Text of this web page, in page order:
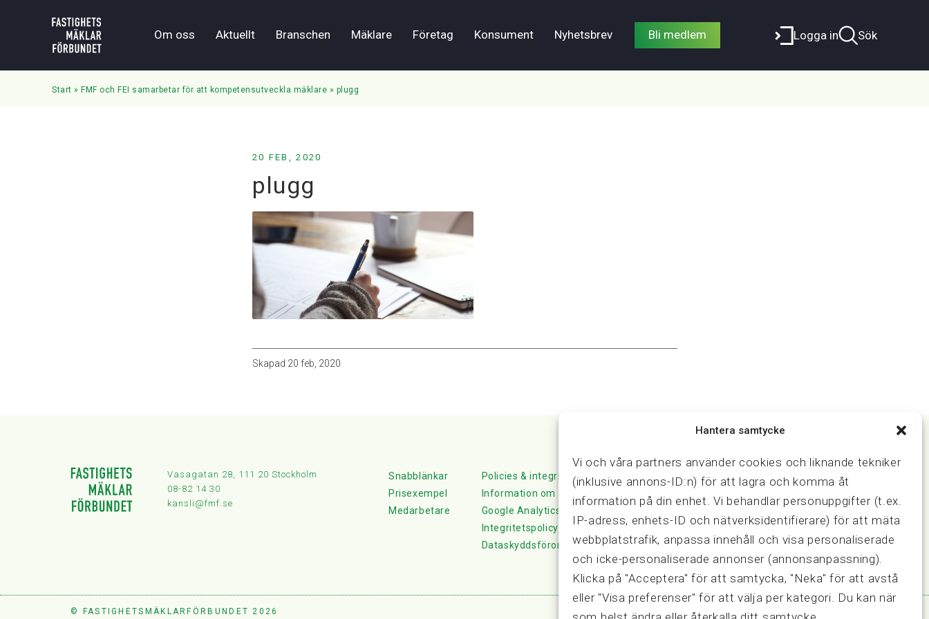
Hantera samtycke
Vi och våra partners använder cookies och liknande tekniker
(inklusive annons-ID:n) för att lagra och komma åt
information på din enhet. Vi behandlar personuppgifter (t.ex.
IP-adress, enhets-ID och nätverksidentifierare) för att mäta
webbplatstrafik, anpassa innehåll och visa personaliserade
och icke-personaliserade annonser (annonsanpassning).
Klicka på "Acceptera" för att samtycka, "Neka" för att avstå
eller "Visa preferenser" för att välja per kategori. Du kan när
Om oss Aktuellt Branschen Mäklare Företag Konsument Nyhetsbrev Bli medlem Logga in Sök
Start » FMF och FEI samarbetar för att kompetensutveckla mäklare » plugg
20 FEB, 2020
plugg
Skapad 20 feb, 2020
Vasagatan 28, 111 20 Stockholm
08-82 14 30
kansli@fmf.se
Snabblänkar
Prisexempel
Medarbetare
Policies & integritet
Information om Cookie-hantering och
Google Analytics
Integritetspolicy
Dataskyddsförordningen
Samarbeten
Fastighetsmäklarinspektionen
FRN, Fastighetsmarknadens
reklamationsnämnd
© FASTIGHETSMÄKLARFÖRBUNDET 2026